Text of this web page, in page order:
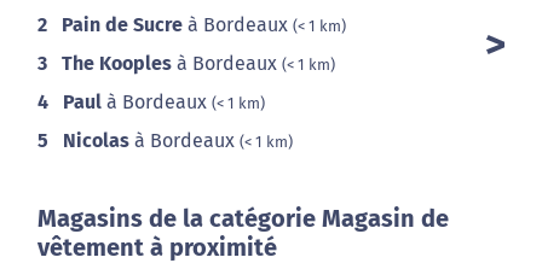
2 Pain de Sucre à Bordeaux (< 1 km)
3 The Kooples à Bordeaux (< 1 km)
4 Paul à Bordeaux (< 1 km)
5 Nicolas à Bordeaux (< 1 km)
Magasins de la catégorie Magasin de
vêtement à proximité